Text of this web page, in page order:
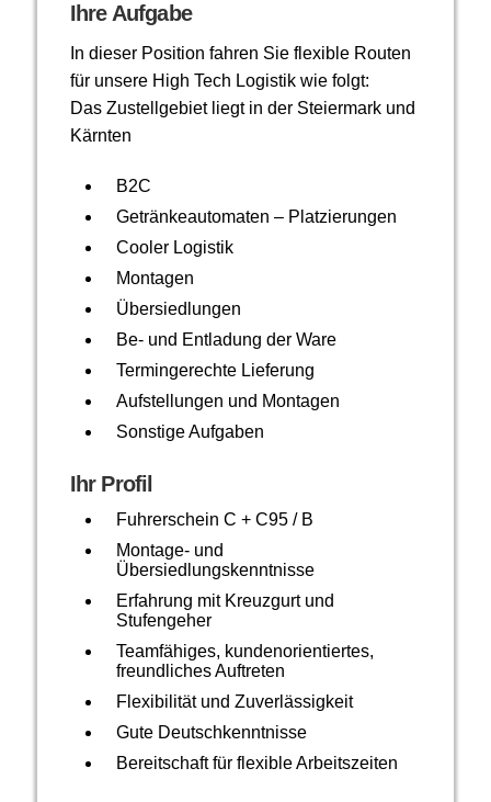
Ihre Aufgabe
In dieser Position fahren Sie flexible Routen
für unsere High Tech Logistik wie folgt:
Das Zustellgebiet liegt in der Steiermark und
Kärnten
B2C
Getränkeautomaten – Platzierungen
Cooler Logistik
Montagen
Übersiedlungen
Be- und Entladung der Ware
Termingerechte Lieferung
Aufstellungen und Montagen
Sonstige Aufgaben
Ihr Profil
Fuhrerschein C + C95 / B
Montage- und
Übersiedlungskenntnisse
Erfahrung mit Kreuzgurt und
Stufengeher
Teamfähiges, kundenorientiertes,
freundliches Auftreten
Flexibilität und Zuverlässigkeit
Gute Deutschkenntnisse
Bereitschaft für flexible Arbeitszeiten